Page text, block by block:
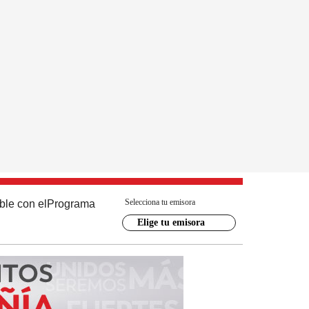
con el Programa Selecciona tu emisora
Elige tu emisora